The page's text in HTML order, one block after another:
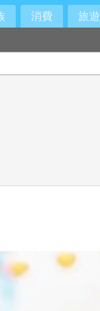
消費 旅遊